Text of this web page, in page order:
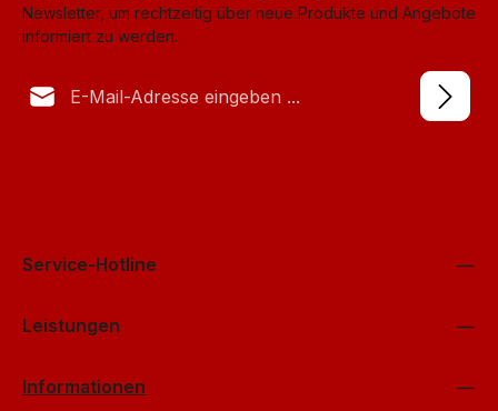
Newsletter, um rechtzeitig über neue Produkte und Angebote
informiert zu werden.
Service-Hotline
Leistungen
Informationen